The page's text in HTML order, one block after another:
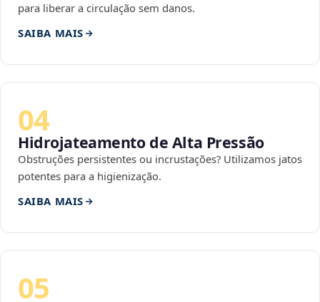
para liberar a circulação sem danos.
SAIBA MAIS
04
Hidrojateamento de Alta Pressão
Obstruções persistentes ou incrustações? Utilizamos jatos
potentes para a higienização.
SAIBA MAIS
05